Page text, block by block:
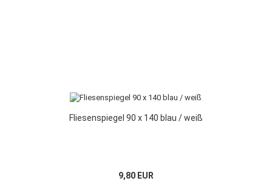
Fliesenspiegel 90 x 140 blau / weiß
9,80 EUR